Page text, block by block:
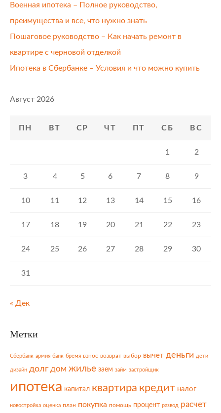
Военная ипотека – Полное руководство,
преимущества и все, что нужно знать
Пошаговое руководство – Как начать ремонт в
квартире с черновой отделкой
Ипотека в Сбербанке – Условия и что можно купить
Август 2026
ПН ВТ СР ЧТ ПТ СБ ВС
1 2
3 4 5 6 7 8 9
10 11 12 13 14 15 16
17 18 19 20 21 22 23
24 25 26 27 28 29 30
31
« Дек
Метки
Сбербанк армия банк бремя взнос возврат выбор вычет деньги дети
дизайн долг дом жилье заем займ застройщик
ипотека капитал квартира кредит налог
новостройка оценка план покупка помощь процент развод расчет